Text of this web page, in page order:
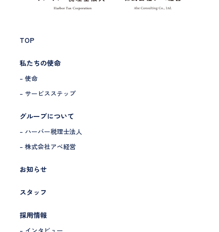
TOP
私たちの使命
– 使命
– サービスステップ
グループについて
– ハーバー税理士法人
– 株式会社アベ経営
お知らせ
スタッフ
採用情報